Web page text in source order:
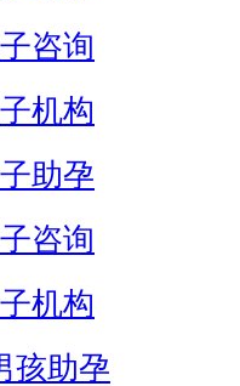
咨询
机构
助孕
咨询
机构
孩助孕